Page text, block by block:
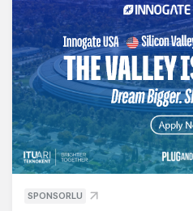
SPONSORLU